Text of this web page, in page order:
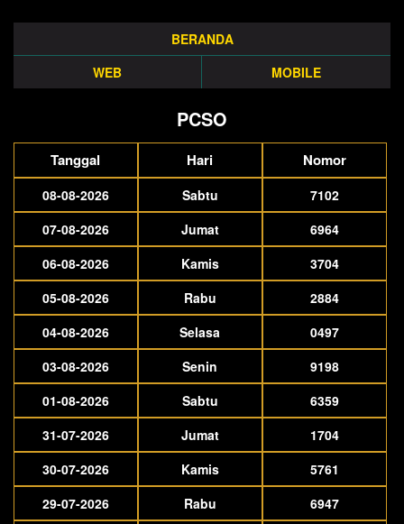
BERANDA
WEB
MOBILE
PCSO
Tanggal Hari Nomor
08-08-2026 Sabtu
7102
07-08-2026
Jumat
6964
06-08-2026
Kamis
3704
05-08-2026
Rabu
2884
04-08-2026
Selasa
0497
03-08-2026
Senin
9198
01-08-2026
Sabtu
6359
31-07-2026
Jumat
1704
30-07-2026
Kamis
5761
29-07-2026
Rabu 6947